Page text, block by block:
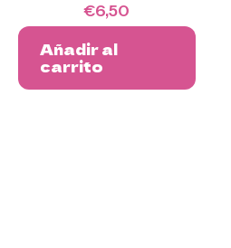
€6,50
Añadir al
carrito